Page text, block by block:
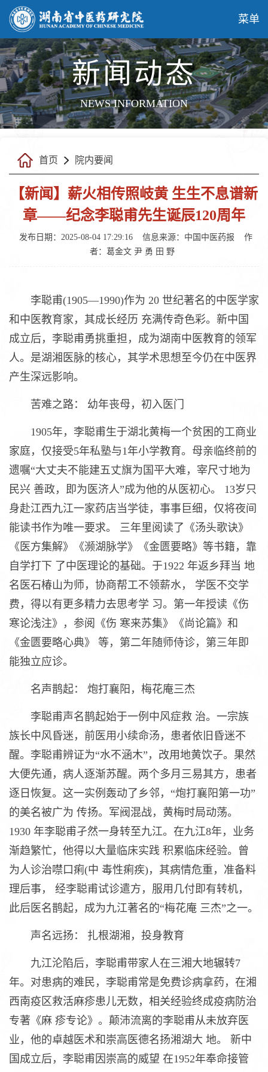
菜单
新闻动态
NEWS INFORMATION
首页 院内要闻
【新闻】薪火相传照岐黄 生生不息谱新
章——纪念李聪甫先生诞辰120周年
发布日期：2025-08-04 17:29:16 信息来源：中国中医药报
作
者：葛金文 尹 勇 田 野
李聪甫(1905—1990)作为 20 世纪著名的中医学家
和中医教育家，其成长经历 充满传奇色彩。新中国
成立后，李聪甫勇挑重担，成为湖南中医教育的领军
人。是湖湘医脉的核心，其学术思想至今仍在中医界
产生深远影响。
苦难之路： 幼年丧母，初入医门
1905年，李聪甫生于湖北黄梅一个贫困的工商业
家庭，仅接受5年私塾与1年小学教育。母亲临终前的
遗嘱“大丈夫不能建五丈旗为国平大难，宰尺寸地为
民兴 善政，即为医济人”成为他的从医初心。 13岁只
身赴江西九江一家药店当学徒，事事巨细，仅将夜间
能读书作为唯一要求。 三年里阅读了《汤头歌诀》
《医方集解》《濒湖脉学》《金匮要略》等书籍，靠
自学打下 了中医理论的基础。于1922 年返乡拜当 地
名医石椿山为师，协商帮工不领薪水， 学医不交学
费，得以有更多精力去思考学 习。第一年授读《伤
寒论浅注》，参阅《伤 寒来苏集》《尚论篇》和
《金匮要略心典》 等，第二年随师侍诊，第三年即
能独立应诊。
名声鹊起： 炮打襄阳，梅花庵三杰
李聪甫声名鹊起始于一例中风症救 治。一宗族
族长中风昏迷，前医用小续命汤，患者依旧昏迷不
醒。李聪甫辨证为“水不涵木”，改用地黄饮子。果然
大便先通，病人逐渐苏醒。两个多月三易其方，患者
逐日恢复。这一实例轰动了乡邻，“炮打襄阳第一功”
的美名被广为 传扬。军阀混战，黄梅时局动荡。
1930 年李聪甫孑然一身转至九江。在九江8年，业务
渐趋繁忙，他得以大量临床实践 积累临床经验。曾
为人诊治噤口痢(中 毒性痢疾)，其病情危重，准备料
理后事， 经李聪甫试诊遣方，服用几付即有转机，
此后医名鹊起，成为九江著名的“梅花庵 三杰”之一。
声名远扬： 扎根湖湘，投身教育
九江沦陷后，李聪甫带家人在三湘大地辗转7
年。对患病的难民，李聪甫常是免费诊病拿药，在湘
西南疫区救活麻疹患儿无数，相关经验终成疫病防治
专著《麻 疹专论》。颠沛流离的李聪甫从未放弃医
业，他的卓越医术和崇高医德名扬湘湖大 地。 新中
国成立后，李聪甫因崇高的威望 在1952年奉命接管